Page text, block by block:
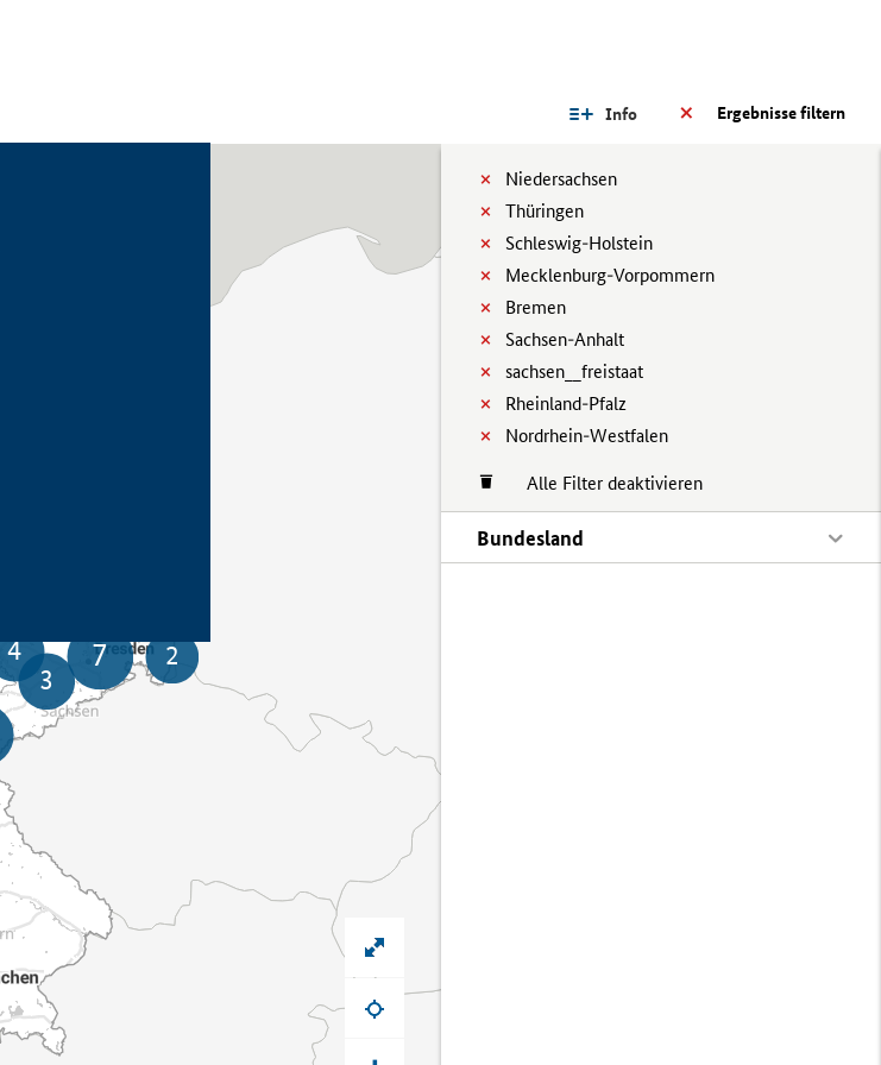
Ergebnisse filtern
Info
Niedersachsen
Thüringen
Schleswig-Holstein
Mecklenburg-Vorpommern
Bremen
Sachsen-Anhalt
sachsen__freistaat
Rheinland-Pfalz
Nordrhein-Westfalen
Alle Filter deaktivieren
Bundesland